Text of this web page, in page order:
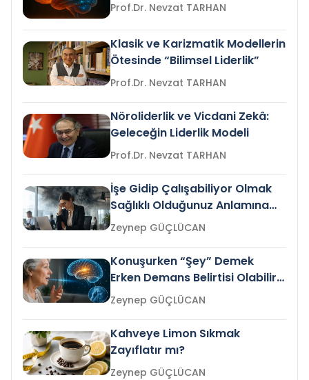
Prof.Dr. Nevzat TARHAN
Klasik ve Karizmatik Modellerin
Ötesinde “Bilimsel Liderlik”
Prof.Dr. Nevzat TARHAN
Nöroliderlik ve Vicdani Zekâ:
Geleceğin Liderlik Modeli
Prof.Dr. Nevzat TARHAN
İşe Gidip Çalışabiliyor Olmak
Sağlıklı Olduğunuz Anlamına
Gelir mi?Zeynep GÜÇLÜCAN
Konuşurken “Şey” Demek
Erken Demans Belirtisi Olabilir
mi?
Zeynep GÜÇLÜCAN
Kahveye Limon Sıkmak
Zayıflatır mı?
Zeynep GÜÇLÜCAN